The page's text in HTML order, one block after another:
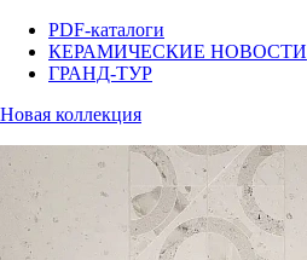
PDF-каталоги
КЕРАМИЧЕСКИЕ НОВОСТИ
ГРАНД-ТУР
Новая коллекция